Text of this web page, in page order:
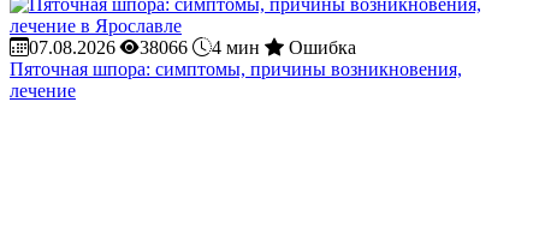
07.08.2026 38066 4 мин
Ошибка
Пяточная шпора: симптомы, причины возникновения,
лечение